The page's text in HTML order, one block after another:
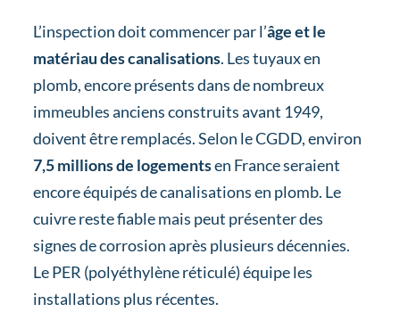
L’inspection doit commencer par l’âge et le
matériau des canalisations. Les tuyaux en
plomb, encore présents dans de nombreux
immeubles anciens construits avant 1949,
doivent être remplacés. Selon le CGDD, environ
7,5 millions de logementsen France seraient
encore équipés de canalisations en plomb. Le
cuivre reste fiable mais peut présenter des
signes de corrosion après plusieurs décennies.
Le PER (polyéthylène réticulé) équipe les
installations plus récentes.